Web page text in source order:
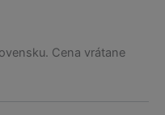
Cena vrátane